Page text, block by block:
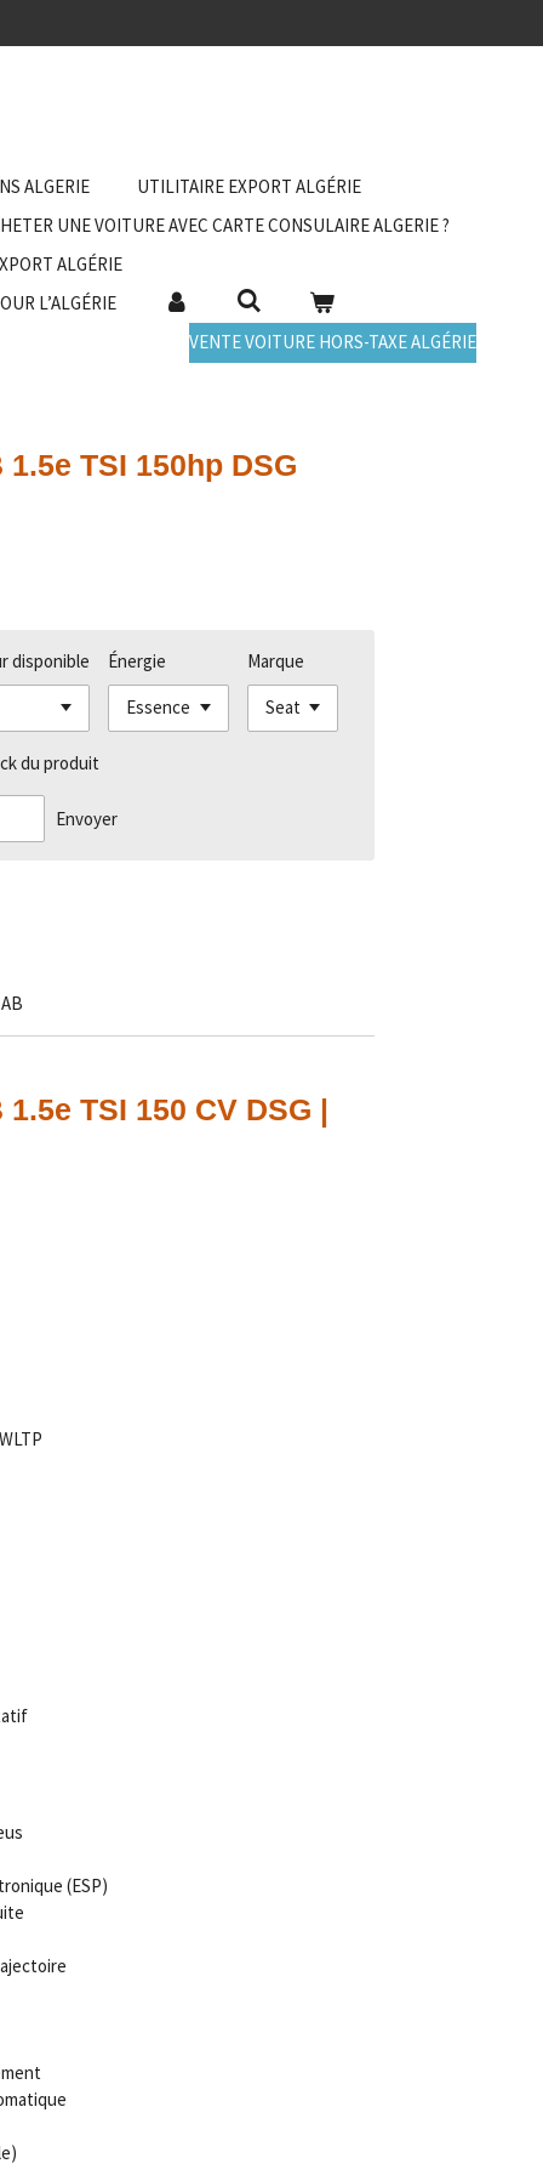
ALGERIE
UTILITAIRE EXPORT ALGÉRIE
UNE VOITURE AVEC CARTE CONSULAIRE ALGERIE ?
ALGÉRIE
L’ALGÉRIE
VENTE VOITURE HORS-TAXE ALGÉRIE
TSI 150hp DSG
disponible Énergie Marque
du produit
Envoyer
TSI 150 CV DSG |
(ESP)